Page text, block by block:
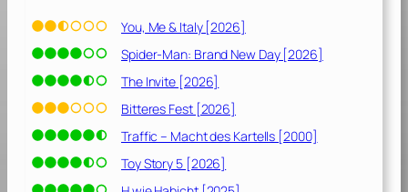
You, Me & Italy [2026]
Spider-Man: Brand New Day [2026]
The Invite [2026]
Bitteres Fest [2026]
Traffic – Macht des Kartells [2000]
Toy Story 5 [2026]